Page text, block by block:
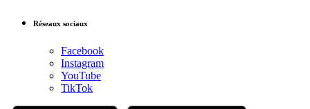
Réseaux sociaux
Facebook
Instagram
YouTube
TikTok